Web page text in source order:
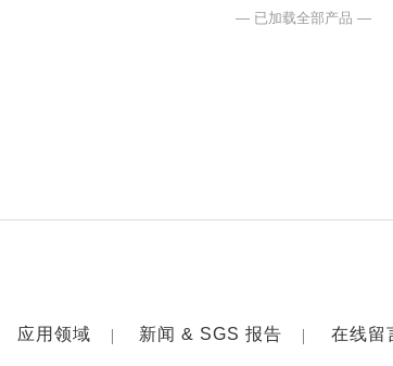
— 已加载全部产品 —
应用领域 新闻 & SGS 报告 在线留